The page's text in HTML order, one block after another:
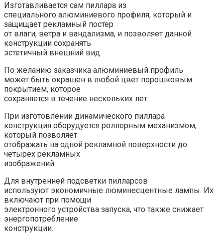
Изготавливается сам пиллара из
специального алюминиевого профиля, который и
защищает рекламный постер
от влаги, ветра и вандализма, и позволяет данной
конструкции сохранять
эстетичный внешний вид.
По желанию заказчика алюминиевый профиль
может быть окрашен в любой цвет порошковым
покрытием, которое
сохраняется в течение нескольких лет.
При изготовлении динамического пиллара
конструкция оборудуется роллерным механизмом,
который позволяет
отображать на одной рекламной поверхности до
четырех рекламных
изображений.
Для внутренней подсветки пилларсов
используют экономичные люминесцентные лампы. Их
включают при помощи
электронного устройства запуска, что также снижает
энергопотребление
конструкции.